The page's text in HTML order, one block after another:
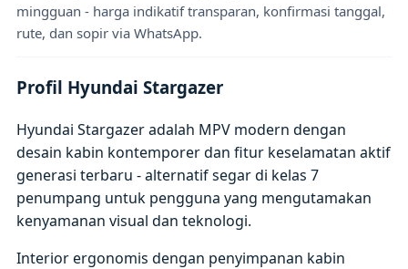
mingguan - harga indikatif transparan, konfirmasi tanggal,
rute, dan sopir via WhatsApp.
Profil Hyundai Stargazer
Hyundai Stargazer adalah MPV modern dengan
desain kabin kontemporer dan fitur keselamatan aktif
generasi terbaru - alternatif segar di kelas 7
penumpang untuk pengguna yang mengutamakan
kenyamanan visual dan teknologi.
Interior ergonomis dengan penyimpanan kabin